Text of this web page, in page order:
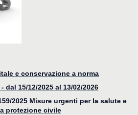
e conservazione a norma
dal 15/12/2025 al 13/02/2026
2025 Misure urgenti per la salute e
protezione civile